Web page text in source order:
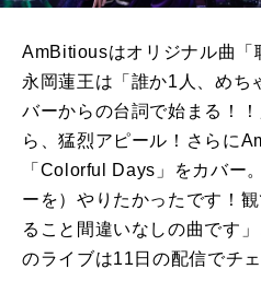
AmBitiousはオリジナル曲「
永岡蓮王は「誰か1人、めち
バーからの台詞で始まる！
ら、猛烈アピール！さらに
「Colorful Days」をカバー
ーを）やりたかったです！
ること間違いなしの曲です
のライブは11日の配信でチェ